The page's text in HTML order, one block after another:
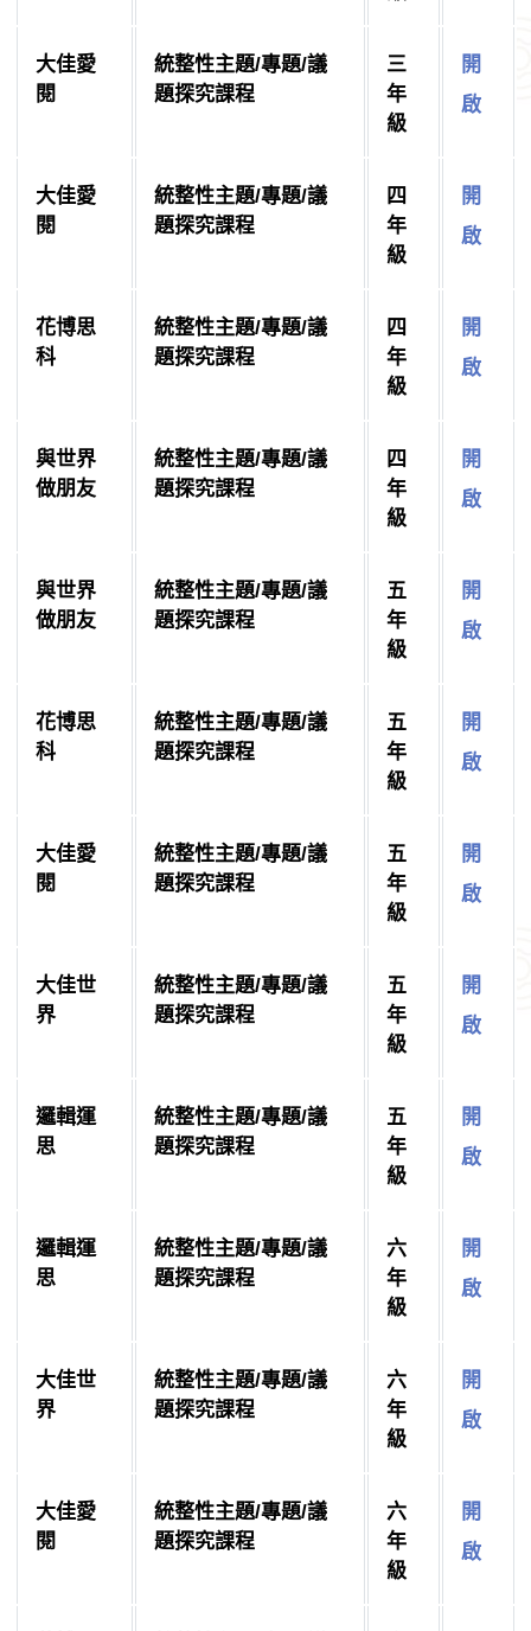
大佳愛
閱
統整性主題/專題/議
題探究課程
三
年
級
開
啟
大佳愛
閱
統整性主題/專題/議
題探究課程
四
年
級
開
啟
花博思
科
統整性主題/專題/議
題探究課程
四
年
級
開
啟
與世界
做朋友
統整性主題/專題/議
題探究課程
四
年
級
開
啟
與世界
做朋友
統整性主題/專題/議
題探究課程
五
年
級
開
啟
花博思
科
統整性主題/專題/議
題探究課程
五
年
級
開
啟
大佳愛
閱
統整性主題/專題/議
題探究課程
五
年
級
開
啟
大佳世
界
統整性主題/專題/議
題探究課程
五
年
級
開
啟
邏輯運
思
統整性主題/專題/議
題探究課程
五
年
級
開
啟
邏輯運
思
統整性主題/專題/議
題探究課程
六
年
級
開
啟
大佳世
界
統整性主題/專題/議
題探究課程
六
年
級
開
啟
大佳愛
閱
統整性主題/專題/議
題探究課程
六
年
級
開
啟